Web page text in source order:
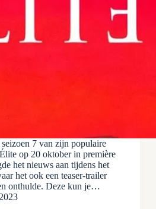
7 van zijn populaire
op 20 oktober in première
het nieuws aan tijdens het
het ook een teaser-trailer
onthulde. Deze kun je…